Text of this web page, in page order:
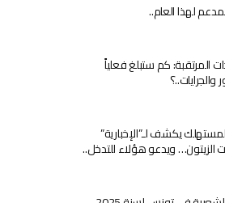
لهذا العام..
المرتقبة: كم ستبلغ فعلياً
والجرايات..؟
يكشف لـ”الإخبارية”
الزيتون… ويدعو هؤلاء للتدخل..